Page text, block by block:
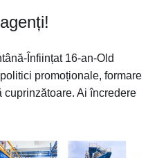
Înființat 16-an-Old
promoționale, formare
Ai încredere